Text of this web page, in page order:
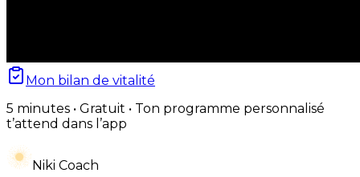
Mon bilan de vitalité
5 minutes • Gratuit • Ton programme personnalisé
t’attend dans l’app
Niki Coach